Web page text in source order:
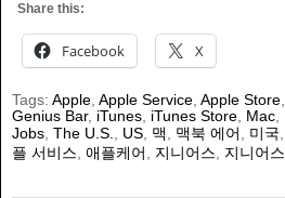
Share this:
Facebook X
Tags: Apple, Apple Service, Apple Store,
Genius Bar, iTunes, iTunes Store, Mac,
Jobs, The U.S., US, 맥 , 맥북 에어 , 미국,
플 서비스, 애플케어 , 지니어스, 지니어